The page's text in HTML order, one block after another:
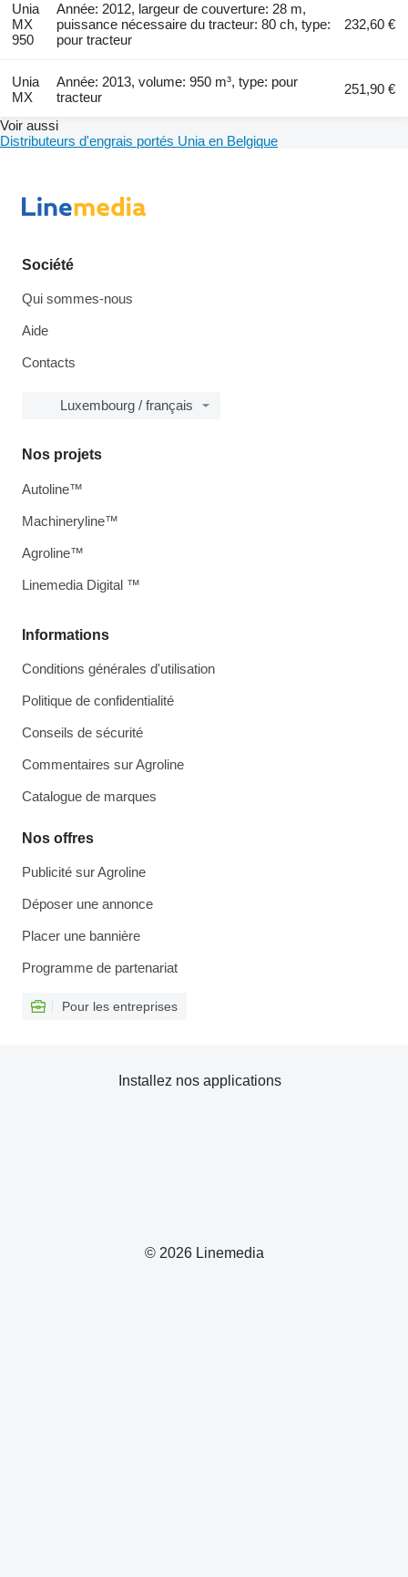
Unia
MX
950
Année: 2012, largeur de couverture: 28 m,
puissance nécessaire du tracteur: 80 ch, type:
pour tracteur
232,60 €
Unia
MX
Année: 2013, volume: 950 m³, type: pour
tracteur
251,90 €
Voir aussi
Distributeurs d'engrais portés Unia en Belgique
Société
Qui sommes-nous
Aide
Contacts
Luxembourg / français
Informations
Conditions générales d'utilisation
Politique de confidentialité
Conseils de sécurité
Commentaires sur Agroline
Catalogue de marques
Nos offres
Publicité sur Agroline
Déposer une annonce
Placer une bannière
Programme de partenariat
Pour les entreprises
Nos projets
Autoline™
Machineryline™
Agroline™
Linemedia Digital ™
© 2026 Linemedia
Installez nos applications